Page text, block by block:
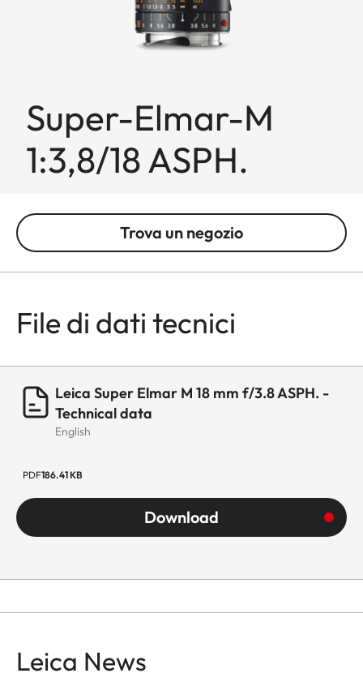
Super-Elmar-M
1:3,8/18 ASPH.
Trova un negozio
File di dati tecnici
Leica Super Elmar M 18 mm f/3.8 ASPH. -
Technical data
English
PDF186.41 KB
Download
Leica News